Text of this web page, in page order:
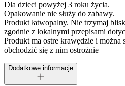
Dla dzieci powyżej 3 roku życia.
Opakowanie nie służy do zabawy.
Produkt łatwopalny. Nie trzymaj
zgodnie z lokalnymi przepisami
Produkt ma ostre krawędzie i można
obchodzić się z nim ostrożnie
Dodatkowe informacje